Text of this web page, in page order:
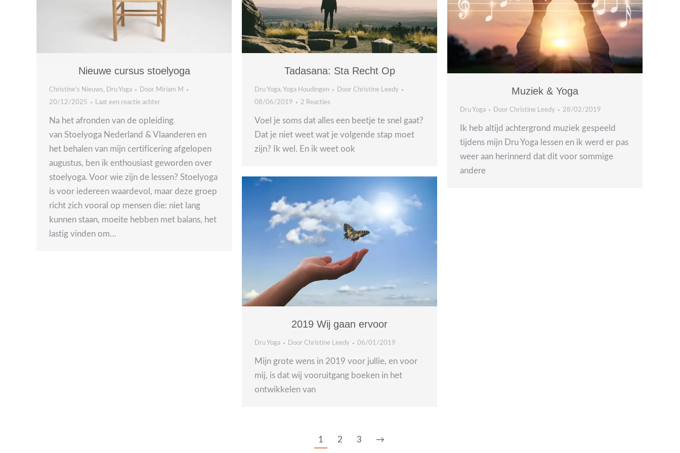
Nieuwe cursus stoelyoga
Christine's Nieuws, Dru Yoga Door Miriam M
20/12/2025
Laat een reactie achter
Na het afronden van de opleiding
van Stoelyoga Nederland & Vlaanderen en
het behalen van mijn certificering afgelopen
augustus, ben ik enthousiast geworden over
stoelyoga. Voor wie zijn de lessen? Stoelyoga
is voor iedereen waardevol, maar deze groep
richt zich vooral op mensen die: niet lang
kunnen staan, moeite hebben met balans, het
lastig vinden om…
Tadasana: Sta Recht Op
Dru Yoga, Yoga Houdingen Door Christine Leedy
08/06/2019
2 Reacties
Voel je soms dat alles een beetje te snel gaat?
Dat je niet weet wat je volgende stap moet
zijn? Ik wel. En ik weet ook
Muziek & Yoga
Dru Yoga Door Christine Leedy 28/02/2019
Ik heb altijd achtergrond muziek gespeeld
tijdens mijn Dru Yoga lessen en ik werd er pas
weer aan herinnerd dat dit voor sommige
andere
2019 Wij gaan ervoor
Dru Yoga Door Christine Leedy 06/01/2019
Mijn grote wens in 2019 voor jullie, en voor
mij, is dat wij vooruitgang boeken in het
ontwikkelen van
1 2 3 →